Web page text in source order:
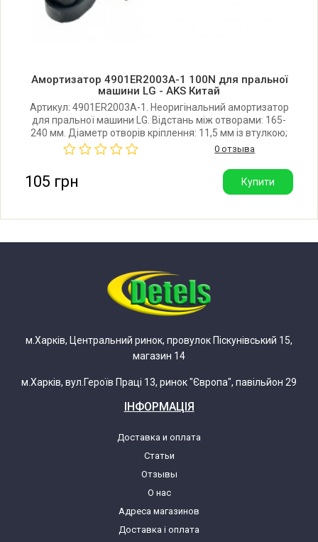
LG DD147P3WM.ABWQENB
LG DD148MWN.AOWQENE
LG DD148P3WM.ABWQENB
LG DWD-14120FD.*
LG DWD-1480FD.*
LG DWD-16120FD.*
LG DWD-16401FD.*
LG DWM-1001.*
Амортизатор 4901ER2003A-1 100N для пральної
машини LG - AKS Китай
Артикул: 4901ER2003A-1. Неоригінальний амортизатор
для пральної машини LG. Відстань між отворами: 165-
240 мм. Діаметр отворів кріплення: 11,5 мм із втулкою;
13,5мм без втулки. Жорсткість: 100N. Виробник: AKS
0 отзыва
105 грн Купити
м.Харків, Центральний ринок, провулок Піскунівський 15,
магазин 14
м.Харків, вул.Героїв Праці 13, ринок "Європа", павільйон 29
ІНФОРМАЦІЯ
Доставка и оплата
Статьи
Отзывы
О нас
Адреса магазинов
Доставка і оплата